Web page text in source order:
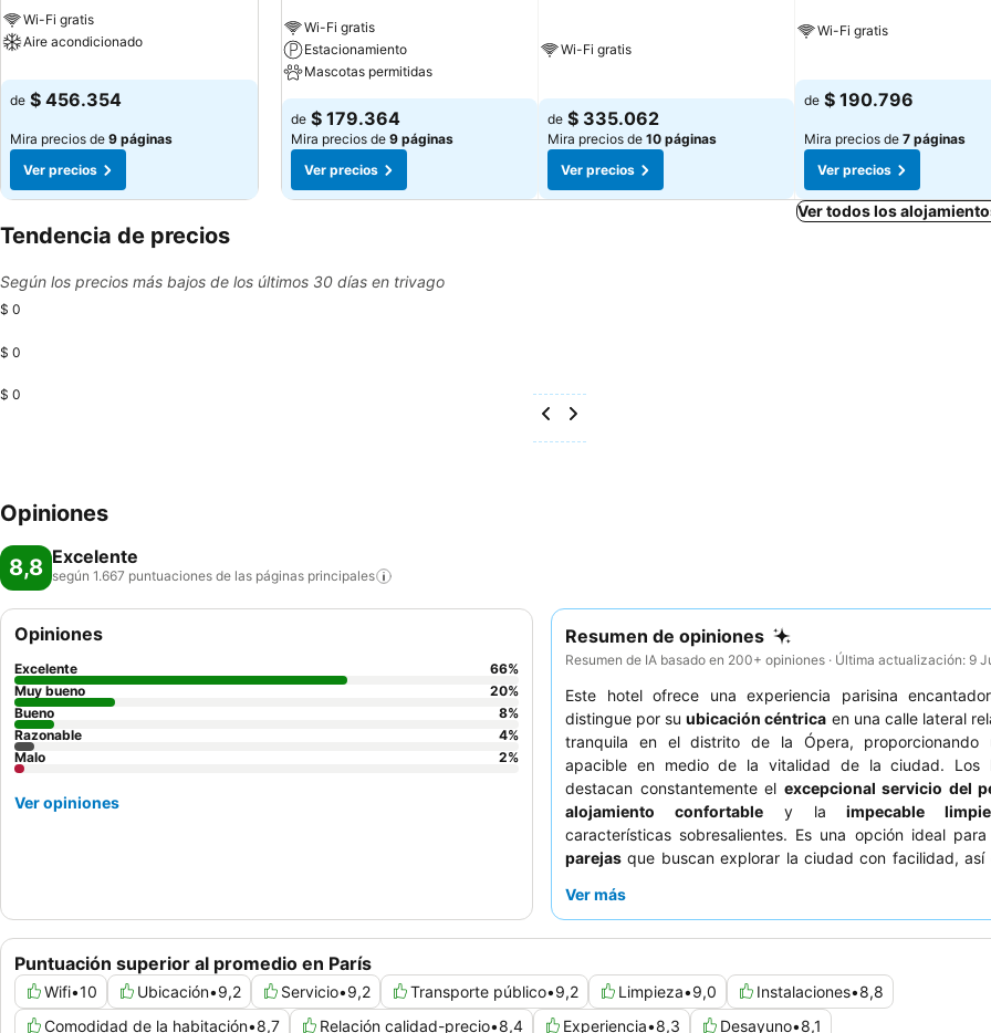
Wi-Fi gratis
Aire acondicionado
de $ 456.354
Mira precios de 9 páginas
Ver precios
Wi-Fi gratis
Estacionamiento
Mascotas permitidas
de $ 179.364
Mira precios de 9 páginas
Ver precios
Wi-Fi gratis
de $ 335.062
Mira precios de 10 páginas
Ver precios
Wi-Fi gratis
de $ 190.796
Mira precios de 7 páginas
Ver precios
Ver todos los
Tendencia de precios
Según los precios más bajos de los últimos 30 días en trivago
$ 0
$ 0
$ 0
Opiniones
8,8 Excelente
según 1.667 puntuaciones de las páginas principales
Resumen de opiniones
Resumen de IA basado en 200+ opiniones · Última actualización: 9
Este hotel ofrece una experiencia parisina
distingue por suubicación céntrica en una calle lateral
tranquila en el distrito de la Ópera, proporcionando
apacible en medio de la vitalidad de la ciudad. Los
destacan constantemente el excepcional servicio del
alojamiento confortabley laimpecable
características sobresalientes. Es una opción ideal para
parejas que buscan explorar la ciudad con facilidad, así
y conveniente. El encanto y el ambiente atento del hotel
panorámicas y tenga en cuenta que, si bien las
acogedoras, suelen ser compactas, una característica
hoteles parisinos.
Ver más
Puntuación superior al promedio en París
Wifi•10 Ubicación•9,2 Servicio•9,2 Transporte público•9,2 Limpieza•9,0 Instalaciones•8,8
Comodidad de la habitación•8,7 Relación calidad-precio•8,4 Experiencia•8,3 Desayuno•8,1
Opiniones
Excelente 66%
Muy bueno
20%
Bueno
8%
Razonable
4%
Malo
2%
Ver opiniones